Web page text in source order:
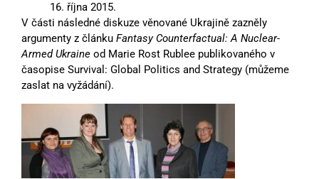
16. října 2015.
V části následné diskuze věnované Ukrajině zazněly
argumenty z článku Fantasy Counterfactual: A Nuclear-
Armed Ukraine od Marie Rost Rublee publikovaného v
časopise Survival: Global Politics and Strategy (můžeme
zaslat na vyžádání).